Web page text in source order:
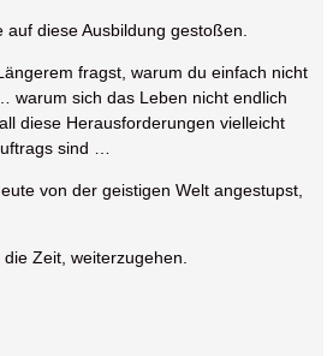
auf diese Ausbildung gestoßen.
fragst, warum du einfach nicht
warum sich das Leben nicht endlich
diese Herausforderungen vielleicht
sind …
von der geistigen Welt angestupst,
Zeit, weiterzugehen.